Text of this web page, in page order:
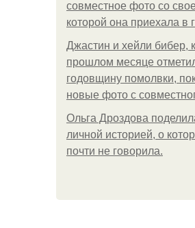
совместное фото со
которой она приехала в
Джастин и хейли бибер,
прошлом месяце
годовщину помолвки,
новые фото с
Ольга Дроздова
личной историей, о
почти не говорила.